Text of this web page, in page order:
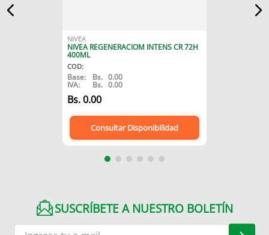
NIVEA
NIVEA REGENERACIOM INTENS CR 72H
400ML
COD:
Base: Bs. 0.00
IVA: Bs. 0.00
Bs.0.00
Consultar Disponibilidad
SUSCRÍBETE A NUESTRO BOLETÍN